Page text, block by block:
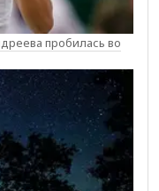
пробилась во